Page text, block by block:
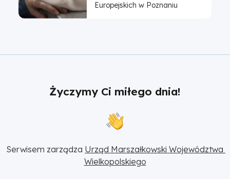
Europejskich w Poznaniu
Życzymy Ci miłego dnia!
Serwisem zarządza Urząd Marszałkowski Województwa
Wielkopolskiego